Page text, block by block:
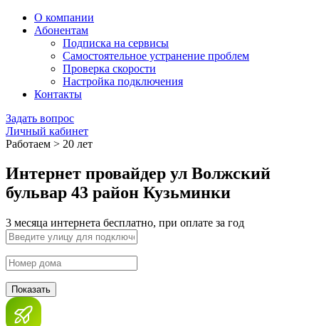
О компании
Абонентам
Подписка на сервисы
Самостоятельное устранение проблем
Проверка скорости
Настройка подключения
Контакты
Задать вопрос
Личный кабинет
Работаем > 20 лет
Интернет провайдер ул Волжский
бульвар 43 район Кузьминки
3 месяца интернета бесплатно, при оплате за год
Показать